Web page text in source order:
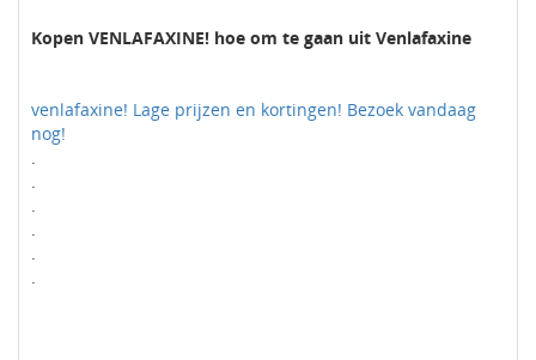
Kopen VENLAFAXINE! hoe om te gaan uit Venlafaxine
venlafaxine! Lage prijzen en kortingen! Bezoek vandaag
nog!
.
.
.
.
.
.